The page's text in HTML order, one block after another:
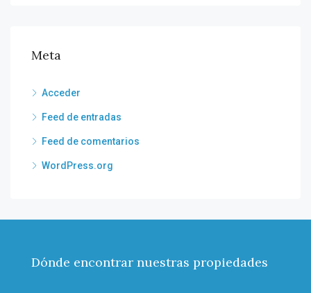
Meta
Acceder
Feed de entradas
Feed de comentarios
WordPress.org
Dónde encontrar nuestras propiedades